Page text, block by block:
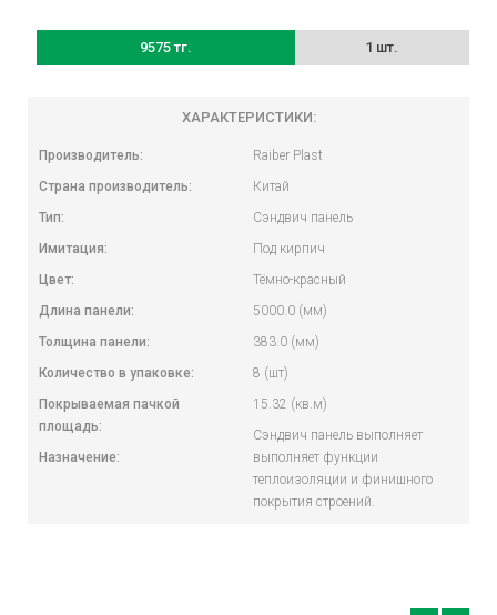
9575 тг. 1 шт.
ХАРАКТЕРИСТИКИ:
Производитель:
Страна производитель:
Тип:
Имитация:
Цвет:
Raiber Plast
Китай
Сэндвич панель
Под кирпич
Тёмно-красный
Длина панели:
Толщина панели:
Количество в упаковке:
Покрываемая пачкой
площадь:
Назначение:
5000.0 (мм)
383.0 (мм)
8 (шт)
15.32 (кв.м)
Сэндвич панель выполняет
выполняет функции
теплоизоляции и финишного
покрытия строений.